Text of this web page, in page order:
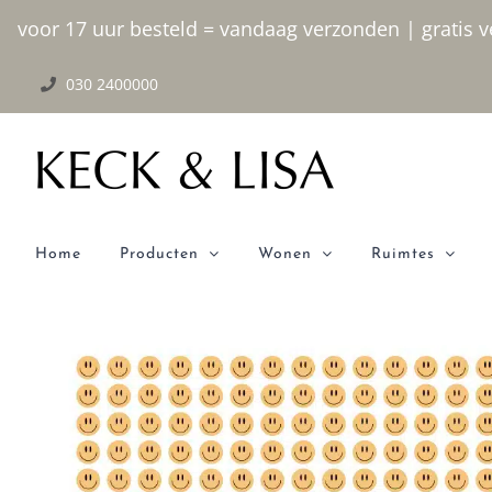
voor 17 uur besteld = vandaag verzonden |
inhoud
030 2400000
Home Producten Wonen Ruimtes